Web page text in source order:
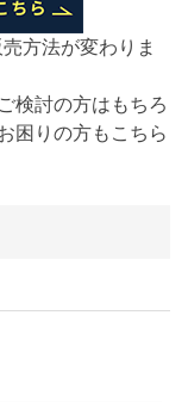
方法が変わりま
検討の方はもちろ
困りの方もこちら